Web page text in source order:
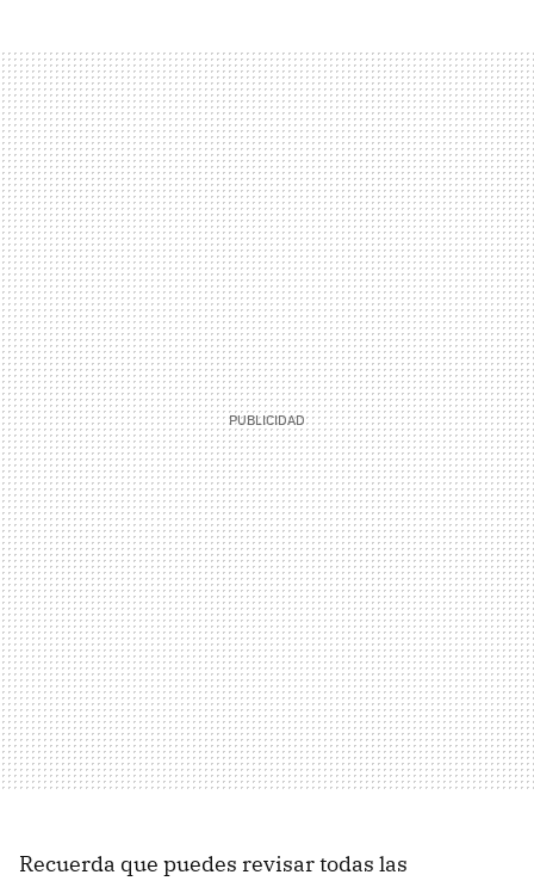
Recuerda que puedes revisar todas las